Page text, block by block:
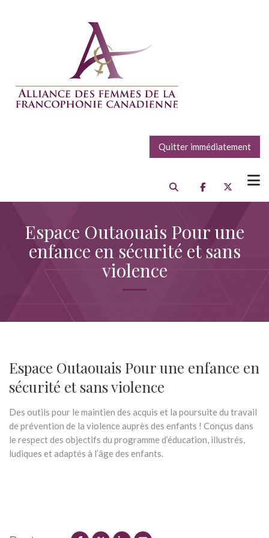
Quitter immédiatement
Espace Outaouais Pour une
enfance en sécurité et sans
violence
Espace Outaouais Pour une enfance en
sécurité et sans violence
Des outils pour le maintien des acquis et la poursuite du travail
de prévention de la violence auprès des enfants ! Conçus dans
le respect des objectifs du programme d’éducation, illustrés,
ludiques et adaptés à l’âge des enfants.